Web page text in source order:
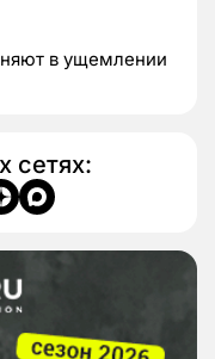
в ущемлении
сетях: